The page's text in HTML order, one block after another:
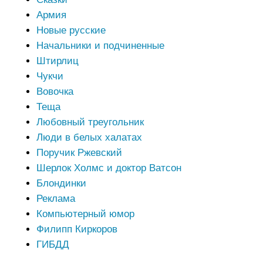
Армия
Новые русские
Начальники и подчиненные
Штирлиц
Чукчи
Вовочка
Теща
Любовный треугольник
Люди в белых халатах
Поручик Ржевский
Шерлок Холмс и доктор Ватсон
Блондинки
Реклама
Компьютерный юмор
Филипп Киркоров
ГИБДД